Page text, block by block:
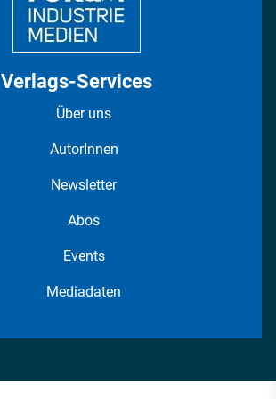
Verlags-Services
Über uns
AutorInnen
Newsletter
Abos
Events
Mediadaten